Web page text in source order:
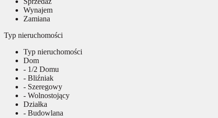
Wynajem
Zamiana
Typ nieruchomości
Typ nieruchomości
Dom
- 1/2 Domu
- Bliźniak
- Szeregowy
- Wolnostojący
Działka
- Budowlana